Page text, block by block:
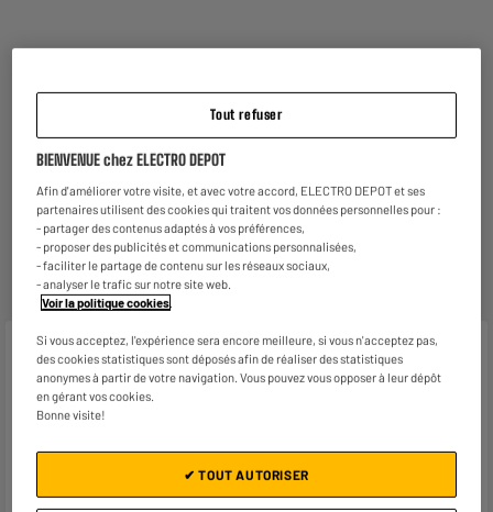
Jusqu'enaoût 2028
Reprise de votre ancien appareil
C'estgratuit !En savoir +
ELECTROSÛR
Une assurance à vie à partir de
appareils de votre foyer achetés chez nous ou ailleurs.
En savoir +
Caractéristiques
Marque
24
Tout refuser
BIENVENUE chez ELECTRO DEPOT
Afin d'améliorer votre visite, et avec votre accord, ELECTRO DEPOT et ses
partenaires utilisent des cookies qui traitent vos données personnelles pour :
- partager des contenus adaptés à vos préférences,
- proposer des publicités et communications personnalisées,
- faciliter le partage de contenu sur les réseaux sociaux,
- analyser le trafic sur notre site web.
Voir la politique cookies.
Si vous acceptez, l'expérience sera encore meilleure, si vous n'acceptez pas,
des cookies statistiques sont déposés afin de réaliser des statistiques
anonymes à partir de votre navigation. Vous pouvez vous opposer à leur dépôt
en gérant vos cookies.
Bonne visite!
✔ TOUT AUTORISER